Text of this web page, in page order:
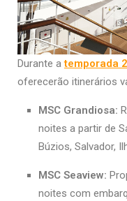
Durante atemporada
oferecerão itinerários
MSC Grandiosa:
noites a partir de
Búzios, Salvador,
MSC Seaview:
noites com